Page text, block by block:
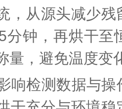
，从源头减少
分钟，再烘干至
量，避免温度变
响检测数据与